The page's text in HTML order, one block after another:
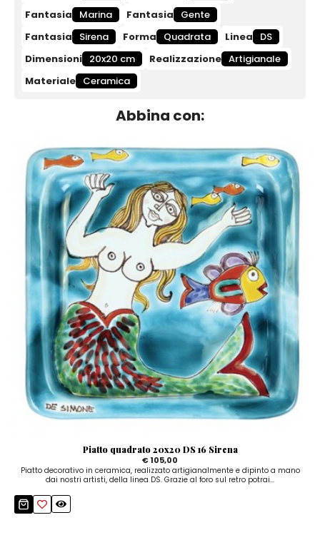
Fantasia
Marina Fantasia
Gente
Fantasia
Sirena Forma Quadrata Linea
DS
Dimensioni 20x20 cm Realizzazione Artigianale
Materiale Ceramica
Abbina con:
Piatto quadrato 20x20 DS 16 Sirena
€ 105,00
Piatto decorativo in ceramica, realizzato artigianalmente e dipinto a mano
dai nostri artisti, della linea DS. Grazie al foro sul retro potrai...